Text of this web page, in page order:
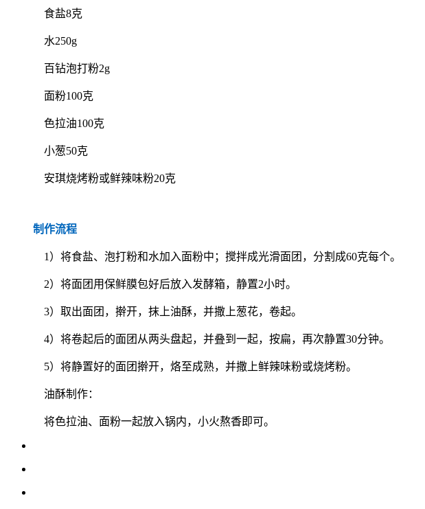
食盐8克
水250g
百钻泡打粉2g
面粉100克
色拉油100克
小葱50克
安琪烧烤粉或鲜辣味粉20克
制作流程
1）将食盐、泡打粉和水加入面粉中；搅拌成光滑面团，分割成60克每个。
2）将面团用保鲜膜包好后放入发酵箱，静置2小时。
3）取出面团，擀开，抹上油酥，并撒上葱花，卷起。
4）将卷起后的面团从两头盘起，并叠到一起，按扁，再次静置30分钟。
5）将静置好的面团擀开，烙至成熟，并撒上鲜辣味粉或烧烤粉。
油酥制作：
将色拉油、面粉一起放入锅内，小火熬香即可。